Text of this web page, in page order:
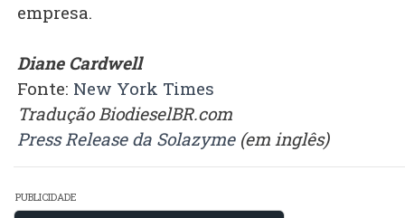
empresa.
Diane Cardwell
Fonte: New York Times
Tradução BiodieselBR.com
Press Release da Solazyme(em inglês)
PUBLICIDADE